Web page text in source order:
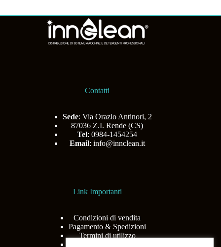
Contatti
Sede: Via Orazio Antinori, 2
87036 Z.I. Rende (CS)
Tel: 0984-1454254
Email: info@innclean.it
Link Importanti
Condizioni di vendita
Pagamento & Spedizioni
Termini di utilizzo